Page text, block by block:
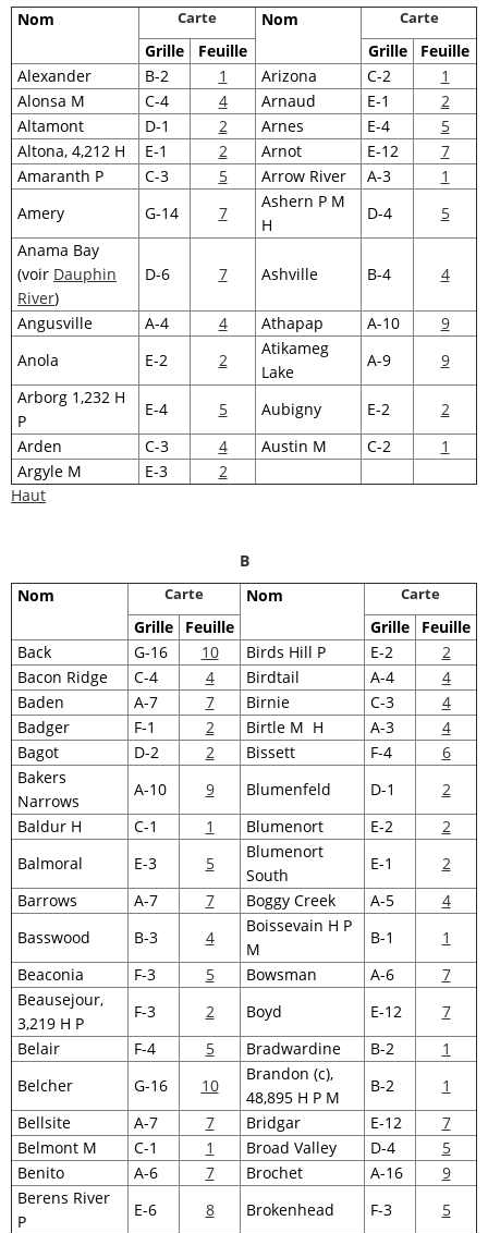
Nom
Carte Nom Carte
Grille Feuille Grille
Feuille
Alexander
B-2 1 Arizona C-2
1
Alonsa M
C-4 4 Arnaud E-1
2
Altamont
D-1 2 Arnes E-4
5
Altona, 4,212 H
E-1 2 Arnot E-12
7
Amaranth P
C-3 5 Arrow River A-3
1
Amery
G-14 7
Ashern P M
H
D-4
5
Anama Bay
(voir Dauphin
River)
D-6 7 Ashville B-4 4
Angusville A-4 4 Athapap A-10
9
Anola
E-2 2
Atikameg
Lake
A-9
9
Arborg 1,232 H
P
E-4 5 Aubigny E-2
2
Arden
C-3 4 Austin M C-2
1
Argyle M
E-3
2
Haut
B
Nom
Carte Nom Carte
Grille Feuille Grille
Feuille
Back
G-16 10 Birds Hill P E-2
2
Bacon Ridge
C-4 4 Birdtail A-4
4
Baden
A-7 7 Birnie C-3
4
Badger
F-1 2 Birtle M H A-3
4
Bagot
D-2 2 Bissett F-4
6
Bakers
Narrows
A-10 9 Blumenfeld D-1
2
Baldur H
C-1 1 Blumenort E-2
2
Balmoral
E-3 5
Blumenort
South
E-1
2
Barrows
A-7 7 Boggy Creek A-5
4
Basswood
B-3 4
Boissevain H P
M
B-1
1
Beaconia
F-3 5 Bowsman A-6
7
Beausejour,
3,219 H P
F-3 2 Boyd E-12
7
Belair
F-4 5 Bradwardine B-2
1
Belcher
G-16 10
Brandon (c),
48,895 H P M
B-2
1
Bellsite
A-7 7 Bridgar E-12
7
Belmont M
C-1 1 Broad Valley D-4
5
Benito
A-6 7 Brochet A-16
9
Berens River
P
E-6 8 Brokenhead F-3
5